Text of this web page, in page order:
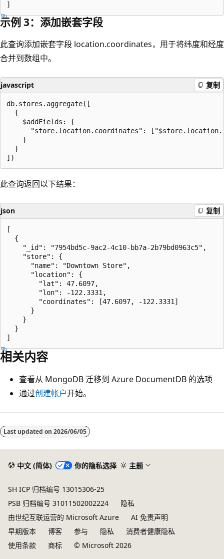
示例 3：添加嵌套字段
此查询添加嵌套字段 location.coordinates，用于将纬度和经度
合并到数组中。
javascript 复制
db.stores.aggregate([
  {
    $addFields: {
"store.location.coordinates":
    }
  }
此查询返回以下结果：
json 复制
[
  {
    "_id": "7954bd5c-9ac2-4c10-bb7a-2b79bd0963c5",
    "store": {
      "name": "Downtown Store",
      "location": {
        "lat": 47.6097,
        "lon": -122.3331,
        "coordinates": [47.6097, -122.3331]
      }
    }
  }
相关内容
查看从 MongoDB 迁移到 Azure DocumentDB 的选项
通过创建帐户开始。
Last updated on 2026/06/05
中文 (简体) 你的隐私选择 主题
SH ICP 归档编号 13015306-25
PSB 归档编号 31011502002224
隐私
由世纪互联运营的 Microsoft Azure
AI 免责声明
早期版本
博客 参与 隐私
消费者健康隐私
使用条款
商标 © Microsoft 2026